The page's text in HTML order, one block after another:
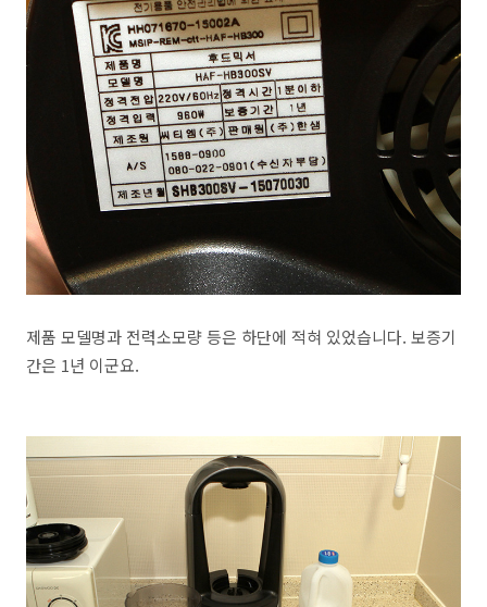
제품 모델명과 전력소모량 등은 하단에 적혀 있었습니다. 보증기
간은 1년 이군요.